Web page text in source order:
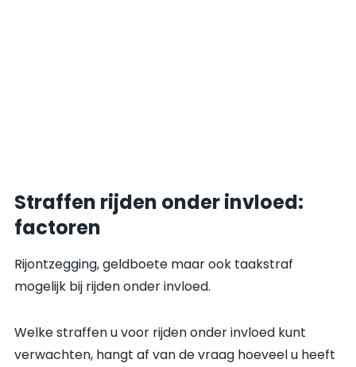
Straffen rijden onder invloed:
factoren
Rijontzegging, geldboete maar ook taakstraf
mogelijk bij rijden onder invloed.
Welke straffen u voor rijden onder invloed kunt
verwachten, hangt af van de vraag hoeveel u heeft